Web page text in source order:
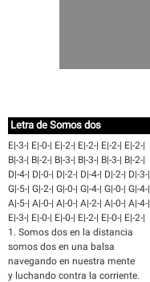
Letra de Somos dos
E|-3-| E|-0-| E|-2-| E|-2-| E|-2-| E|-2-|
B|-3-| B|-2-| B|-3-| B|-3-| B|-3-| B|-2-|
D|-4-| D|-0-| D|-2-| D|-4-| D|-2-| D|-3-|
G|-5-| G|-2-| G|-0-| G|-4-| G|-0-| G|-4-|
A|-5-| A|-0-| A|-0-| A|-2-| A|-0-| A|-4-|
E|-3-| E|-0-| E|-0-| E|-2-| E|-0-| E|-2-|
1. Somos dos en la distancia
somos dos en una balsa
navegando en nuestra mente
y luchando contra la corriente.